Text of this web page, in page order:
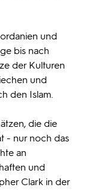
und
bis nach
der Kulturen
und
den Islam.
die die
- nur noch das
an
und
Clark in der